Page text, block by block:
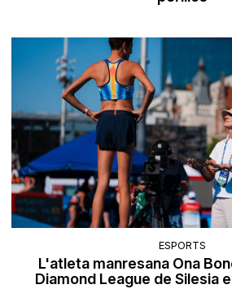
ESPORTS
L'atleta manresana Ona
Diamond League de Silesia